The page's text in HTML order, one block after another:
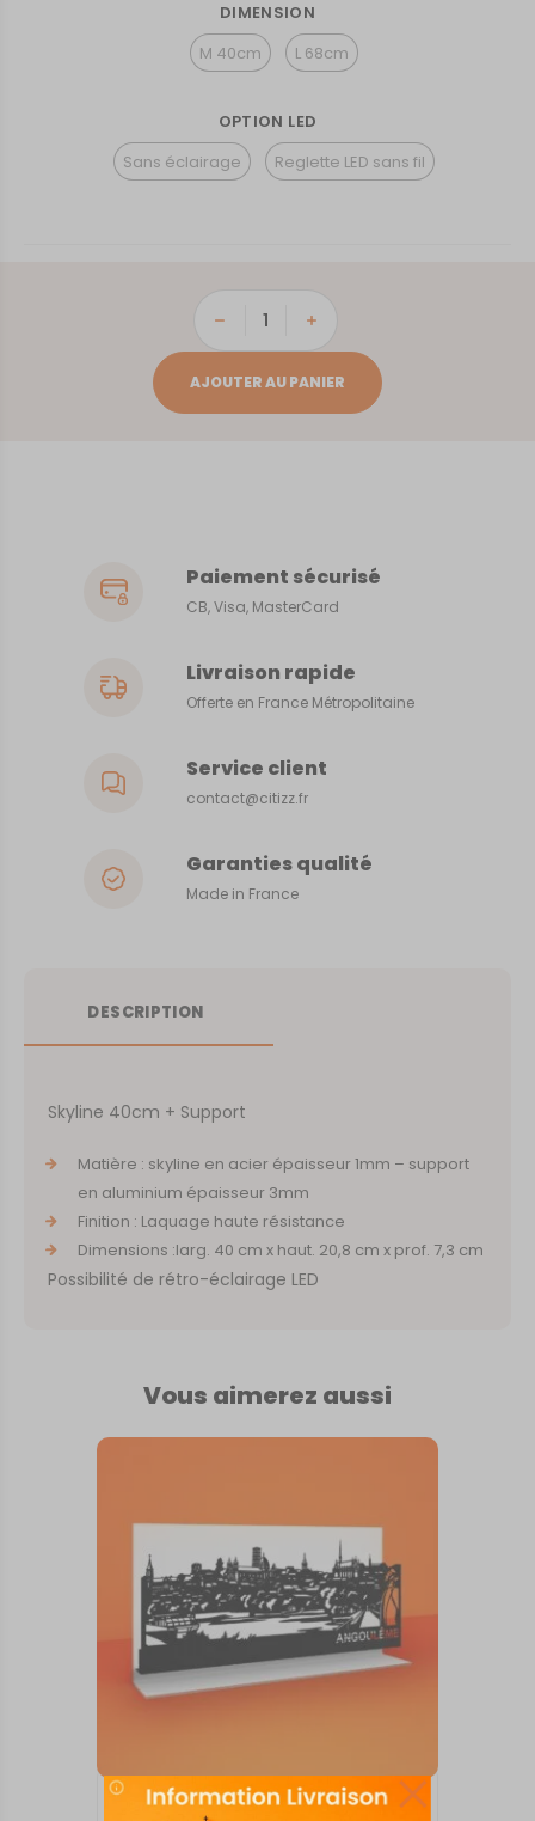
DIMENSION
M 40cm
L 68cm
OPTION LED
Sans éclairage
Reglette LED sans fil
quantité
Gray
AJOUTER AU PANIER
Paiement sécurisé
CB, Visa, MasterCard
Livraison rapide
Offerte en France Métropolitaine
Service client
contact@citizz.fr
Garanties qualité
Made in France
DESCRIPTION
Skyline 40cm + Support
Matière : skyline en acier épaisseur 1mm – support
en aluminium épaisseur 3mm
Finition : Laquage haute résistance
Dimensions :larg. 40 cm x haut. 20,8 cm x prof. 7,3 cm
Possibilité de rétro-éclairage LED
Vous aimerez aussi
SKYLINE SUR SOCLE